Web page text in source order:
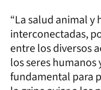
“La salud animal y
interconectadas,
entre los diversos
los seres humanos
fundamental para